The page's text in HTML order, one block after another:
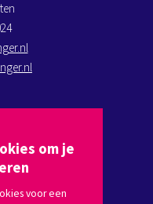
om je
voor een
maps